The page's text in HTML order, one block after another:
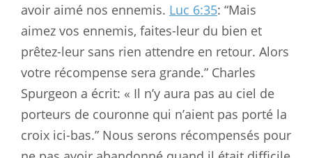
avoir aimé nos ennemis. Luc 6:35: “Mais
aimez vos ennemis, faites-leur du bien et
prêtez-leur sans rien attendre en retour. Alors
votre récompense sera grande.” Charles
Spurgeon a écrit: « Il n’y aura pas au ciel de
porteurs de couronne qui n’aient pas porté la
croix ici-bas.” Nous serons récompensés pour